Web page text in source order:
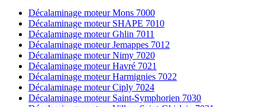
Décalaminage moteur Mons 7000
Décalaminage moteur SHAPE 7010
Décalaminage moteur Ghlin 7011
Décalaminage moteur Jemappes 7012
Décalaminage moteur Nimy 7020
Décalaminage moteur Havré 7021
Décalaminage moteur Harmignies 7022
Décalaminage moteur Ciply 7024
Décalaminage moteur Saint-Symphorien 7030